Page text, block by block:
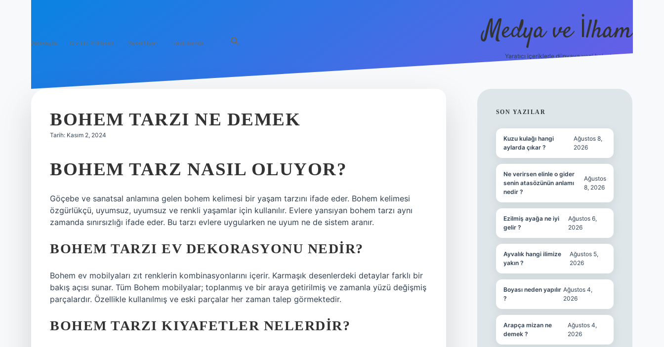
Anasayfa Gizlilik Politikası Yasal Uyarı Hakkımızda Medya ve İlham
Yaratıcı içeriklerle dünyaya yeni bakış!
BOHEM TARZI NE DEMEK
Tarih: Kasım 2, 2024
BOHEM TARZ NASIL OLUYOR?
Göçebe ve sanatsal anlamına gelen bohem kelimesi bir yaşam tarzını ifade eder. Bohem kelimesi
özgürlükçü, uyumsuz, uyumsuz ve renkli yaşamlar için kullanılır. Evlere yansıyan bohem tarzı aynı
zamanda sınırsızlığı ifade eder. Bu tarzı evlere uygularken ne uyum ne de sistem aranır.
BOHEM TARZI EV DEKORASYONU NEDIR?
Bohem ev mobilyaları zıt renklerin kombinasyonlarını içerir. Karmaşık desenlerdeki detaylar farklı bir
bakış açısı sunar. Tüm Bohem mobilyalar; toplanmış ve bir araya getirilmiş ve zamanla yüzü değişmiş
parçalardır. Özellikle kullanılmış ve eski parçalar her zaman talep görmektedir.
BOHEM TARZI KIYAFETLER NELERDIR?
SIDEBAR
SON YAZILAR
Kuzu kulağı hangi
aylarda çıkar ?
Ağustos 8,
2026
Ne verirsen elinle o gider
senin atasözünün anlamı
nedir ?
Ağustos
8, 2026
Ezilmiş ayağa ne iyi
gelir ?
Ağustos 6,
2026
Ayvalık hangi ilimize
yakın ?
Ağustos 5,
2026
Boyası neden yapılır
?
Ağustos 4,
2026
Arapça mizan ne
demek ?
Ağustos 4,
2026
https://ilbet.online/vdcasino yeni giriş https://